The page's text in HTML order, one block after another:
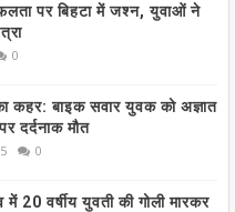
पर बिहटा में जश्न, युवाओं ने
0
कहर: बाइक सवार युवक को अज्ञात
दर्दनाक मौत
0
में 20 वर्षीय युवती की गोली मारकर